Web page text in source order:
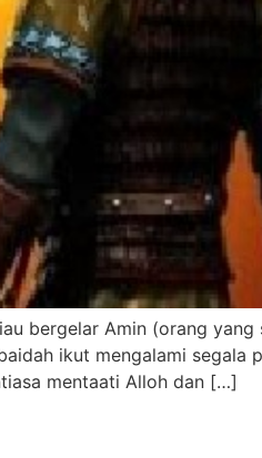
bergelar Amin (orang yang
ikut mengalami segala
mentaati Alloh dan […]